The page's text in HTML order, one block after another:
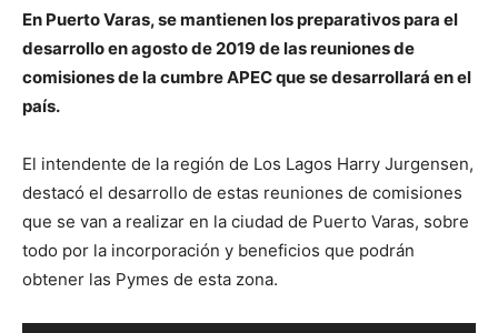
En Puerto Varas, se mantienen los preparativos para el
desarrollo en agosto de 2019 de las reuniones de
comisiones de la cumbre APEC que se desarrollará en el
país.
El intendente de la región de Los Lagos Harry Jurgensen,
destacó el desarrollo de estas reuniones de comisiones
que se van a realizar en la ciudad de Puerto Varas, sobre
todo por la incorporación y beneficios que podrán
obtener las Pymes de esta zona.